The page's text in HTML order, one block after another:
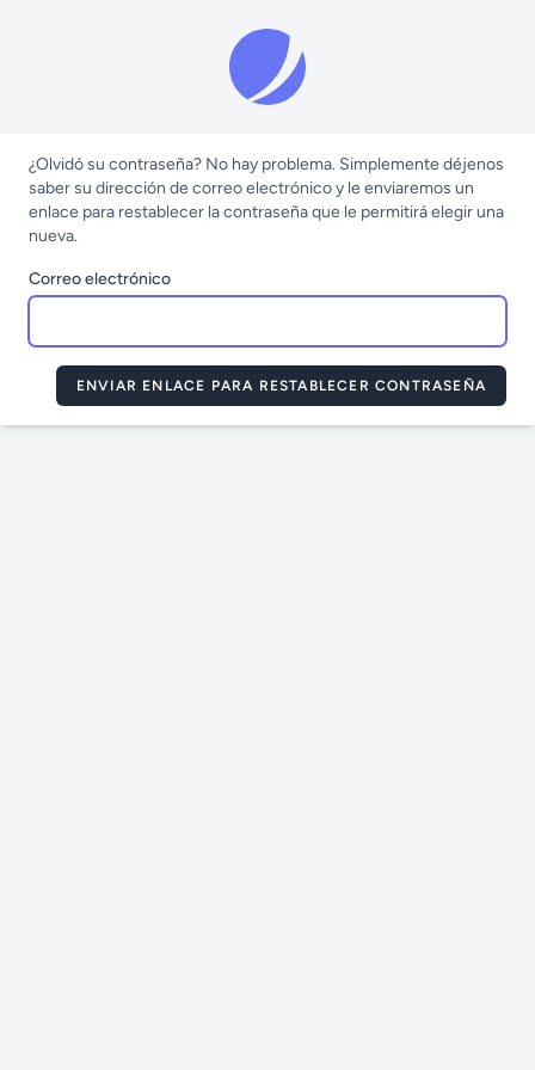
¿Olvidó su contraseña? No hay problema. Simplemente déjenos
saber su dirección de correo electrónico y le enviaremos un
enlace para restablecer la contraseña que le permitirá elegir una
nueva.
Correo electrónico
ENVIAR ENLACE PARA RESTABLECER CONTRASEÑA